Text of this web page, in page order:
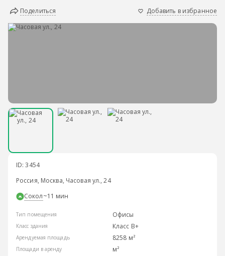
Поделиться Добавить в избранное
ID: 3454
Россия, Москва, Часовая ул., 24
Сокол~11 мин
Тип помещения Офисы
Класс здания Класс B+
Арендуемая площадь 8258 м²
Площади в аренду м²